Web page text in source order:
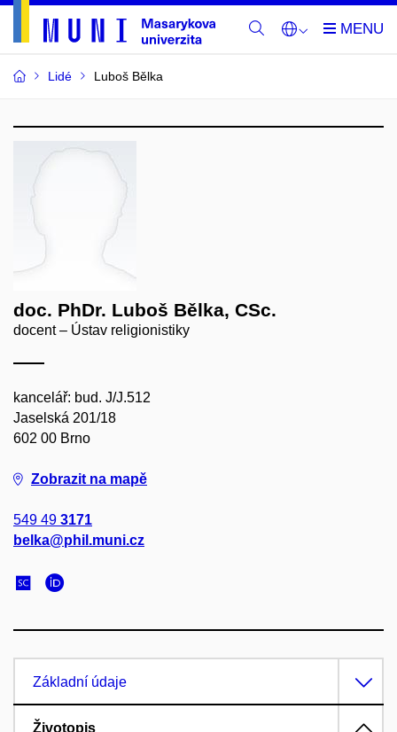
Lidé Luboš Bělka
doc. PhDr. Luboš Bělka, CSc.
docent – Ústav religionistiky
kancelář: bud. J/J.512
Jaselská 201/18
602 00 Brno
Zobrazit na mapě
549 49 3171
belka@phil.muni.cz
Základní údaje
Životopis